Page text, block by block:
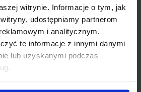
witrynie. Informacje o tym, jak
udostępniamy partnerom
i analitycznym.
te informacje z innymi danymi
lub uzyskanymi podczas
Do koszyka